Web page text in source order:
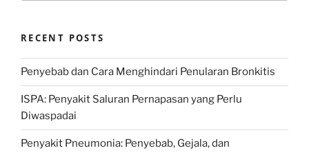
RECENT POSTS
Penyebab dan Cara Menghindari Penularan Bronkitis
ISPA: Penyakit Saluran Pernapasan yang Perlu
Diwaspadai
Penyakit Pneumonia: Penyebab, Gejala, dan